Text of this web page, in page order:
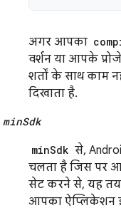
अगर आपका
वर्शन या आपके
शर्तों के साथ काम
दिखाता है.
minSdk
minSdk से,
चलता है जिस पर
सेट करने से, यह तय
आपका ऐप्लिकेशन